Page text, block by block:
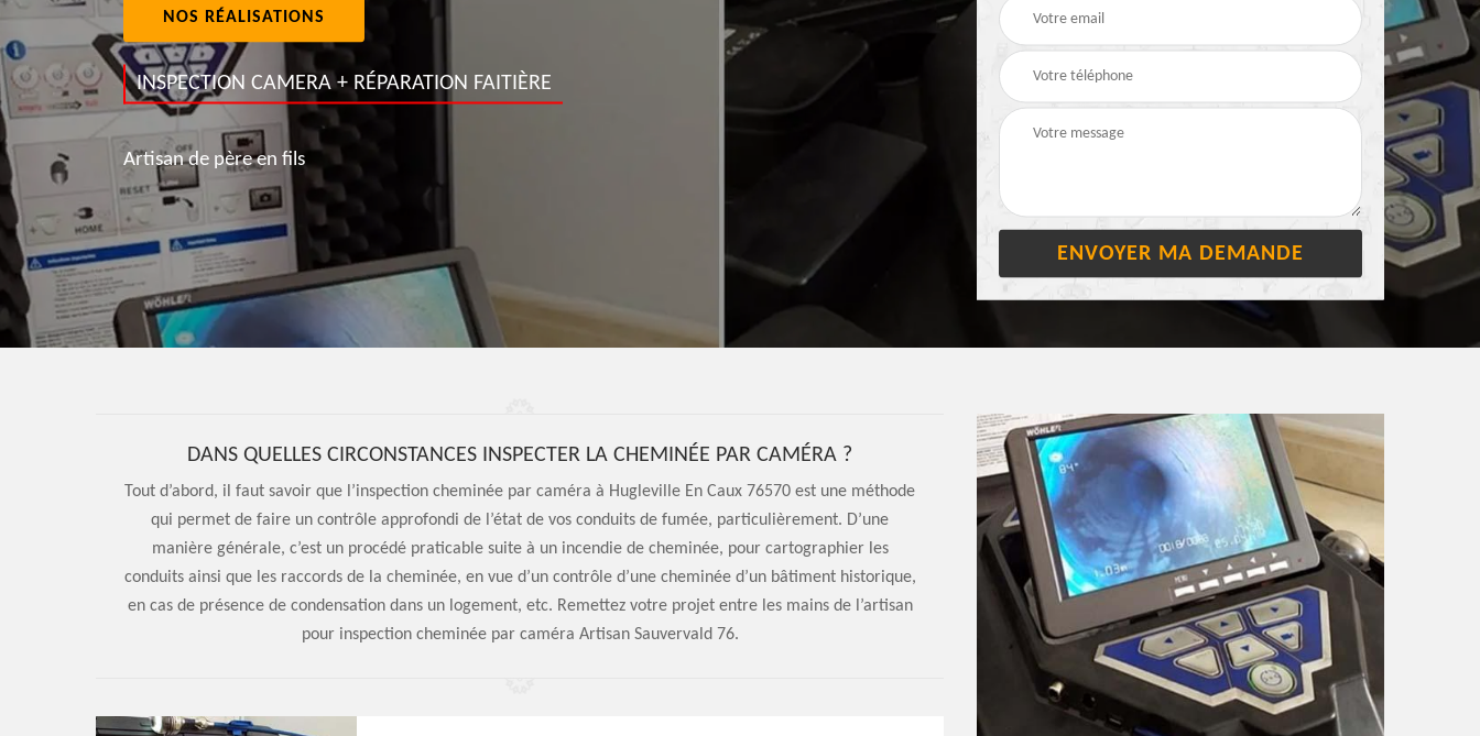
NOS RÉALISATIONS
INSPECTION CAMERA + RÉPARATION FAITIÈRE
Artisan de père en fils
DANS QUELLES CIRCONSTANCES INSPECTER LA CHEMINÉE PAR CAMÉRA ?
Tout d’abord, il faut savoir que l’inspection cheminée par caméra à Hugleville En Caux 76570 est une méthode
qui permet de faire un contrôle approfondi de l’état de vos conduits de fumée, particulièrement. D’une
manière générale, c’est un procédé praticable suite à un incendie de cheminée, pour cartographier les
conduits ainsi que les raccords de la cheminée, en vue d’un contrôle d’une cheminée d’un bâtiment historique,
en cas de présence de condensation dans un logement, etc. Remettez votre projet entre les mains de l’artisan
pour inspection cheminée par caméra Artisan Sauvervald 76.